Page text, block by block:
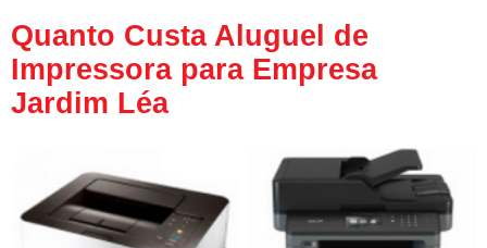
Quanto Custa Aluguel de
Impressora para Empresa
Jardim Léa